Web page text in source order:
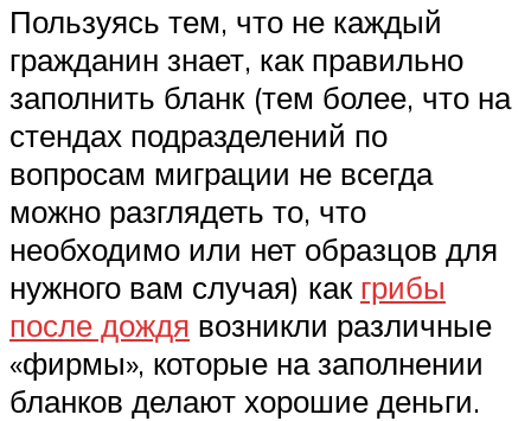
Пользуясь тем, что не каждый
гражданин знает, как правильно
заполнить бланк (тем более, что на
стендах подразделений по
вопросам миграции не всегда
можно разглядеть то, что
необходимо или нет образцов для
нужного вам случая) как грибы
после дождя возникли различные
«фирмы», которые на заполнении
бланков делают хорошие деньги.